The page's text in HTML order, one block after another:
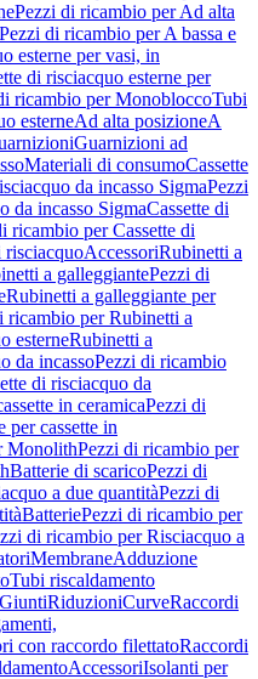
Pezzi di ricambio per Ad alta
Pezzi di ricambio per A bassa e
esterne per vasi, in
di risciacquo esterne per
ricambio per MonobloccoTubi
esterneAd alta posizioneA
Guarnizioni ad
Materiali di consumoCassette
da incasso SigmaPezzi
da incasso SigmaCassette di
ricambio per Cassette di
risciacquoAccessoriRubinetti a
a galleggiantePezzi di
Rubinetti a galleggiante per
ricambio per Rubinetti a
esterneRubinetti a
da incassoPezzi di ricambio
di risciacquo da
in ceramicaPezzi di
per cassette in
MonolithPezzi di ricambio per
Batterie di scaricoPezzi di
a due quantitàPezzi di
BatteriePezzi di ricambio per
di ricambio per Risciacquo a
MembraneAdduzione
Tubi riscaldamento
GiuntiRiduzioniCurveRaccordi
con raccordo filettatoRaccordi
AccessoriIsolanti per